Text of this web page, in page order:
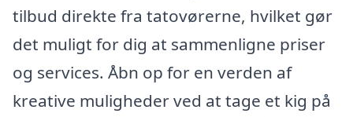
tilbud direkte fra tatovørerne, hvilket gør
det muligt for dig at sammenligne priser
og services. Åbn op for en verden af
kreative muligheder ved at tage et kig på